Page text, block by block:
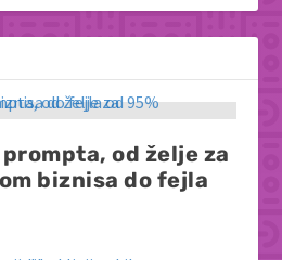
prompta, od želje za
biznisa do fejla